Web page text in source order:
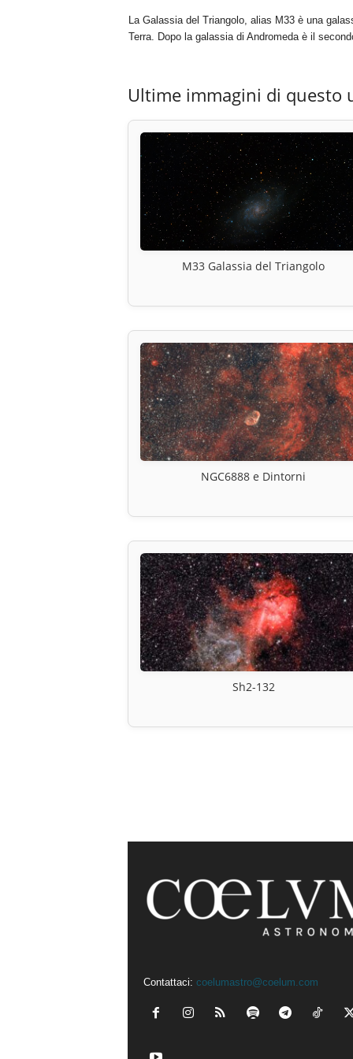
La Galassia del Triangolo, alias M33 è una
Terra. Dopo la galassia di Andromeda è il
Ultime immagini di questo
M33 Galassia del Triangolo
NGC6888 e Dintorni
Sh2-132
Contattaci: coelumastro@coelum.com